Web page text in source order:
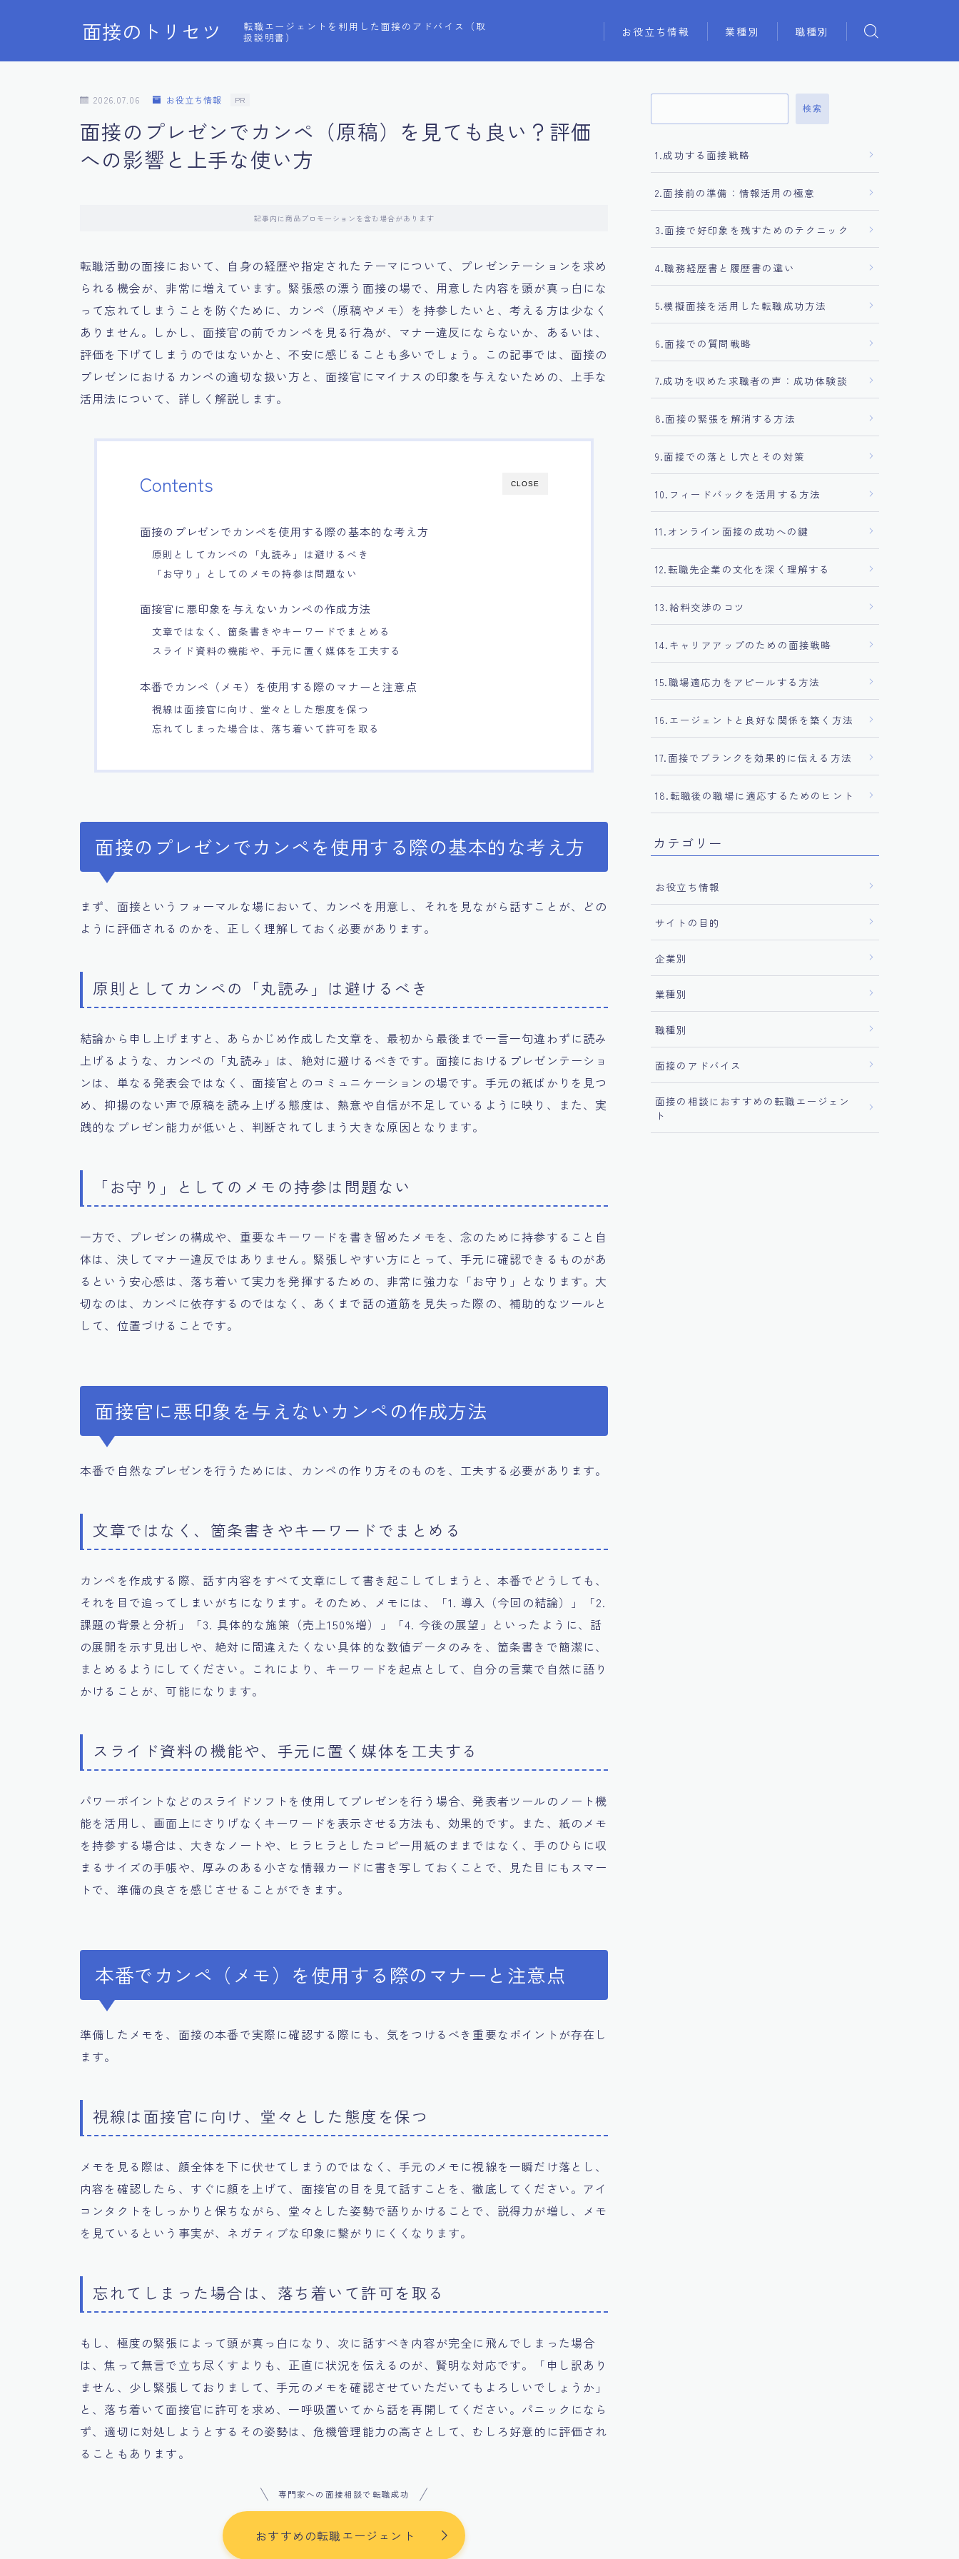
面接のトリセツ
転職エージェントを利用した面接のアドバイス（取
扱説明書）
お役立ち情報 業種別 職種別
2026.07.06 お役立ち情報 PR
面接のプレゼンでカンペ（原稿）を見ても良い？評価
への影響と上手な使い方
記事内に商品プロモーションを含む場合があります
転職活動の面接において、自身の経歴や指定されたテーマについて、プレゼンテーションを求め
られる機会が、非常に増えています。緊張感の漂う面接の場で、用意した内容を頭が真っ白にな
って忘れてしまうことを防ぐために、カンペ（原稿やメモ）を持参したいと、考える方は少なく
ありません。しかし、面接官の前でカンペを見る行為が、マナー違反にならないか、あるいは、
評価を下げてしまうのではないかと、不安に感じることも多いでしょう。この記事では、面接の
プレゼンにおけるカンペの適切な扱い方と、面接官にマイナスの印象を与えないための、上手な
活用法について、詳しく解説します。
CLOSE
Contents
面接のプレゼンでカンペを使用する際の基本的な考え方
原則としてカンペの「丸読み」は避けるべき
「お守り」としてのメモの持参は問題ない
面接官に悪印象を与えないカンペの作成方法
文章ではなく、箇条書きやキーワードでまとめる
スライド資料の機能や、手元に置く媒体を工夫する
本番でカンペ（メモ）を使用する際のマナーと注意点
視線は面接官に向け、堂々とした態度を保つ
忘れてしまった場合は、落ち着いて許可を取る
面接のプレゼンでカンペを使用する際の基本的な考え方
まず、面接というフォーマルな場において、カンペを用意し、それを見ながら話すことが、どの
ように評価されるのかを、正しく理解しておく必要があります。
原則としてカンペの「丸読み」は避けるべき
結論から申し上げますと、あらかじめ作成した文章を、最初から最後まで一言一句違わずに読み
上げるような、カンペの「丸読み」は、絶対に避けるべきです。面接におけるプレゼンテーショ
ンは、単なる発表会ではなく、面接官とのコミュニケーションの場です。手元の紙ばかりを見つ
め、抑揚のない声で原稿を読み上げる態度は、熱意や自信が不足しているように映り、また、実
践的なプレゼン能力が低いと、判断されてしまう大きな原因となります。
「お守り」としてのメモの持参は問題ない
一方で、プレゼンの構成や、重要なキーワードを書き留めたメモを、念のために持参すること自
体は、決してマナー違反ではありません。緊張しやすい方にとって、手元に確認できるものがあ
るという安心感は、落ち着いて実力を発揮するための、非常に強力な「お守り」となります。大
切なのは、カンペに依存するのではなく、あくまで話の道筋を見失った際の、補助的なツールと
して、位置づけることです。
面接官に悪印象を与えないカンペの作成方法
本番で自然なプレゼンを行うためには、カンペの作り方そのものを、工夫する必要があります。
文章ではなく、箇条書きやキーワードでまとめる
カンペを作成する際、話す内容をすべて文章にして書き起こしてしまうと、本番でどうしても、
それを目で追ってしまいがちになります。そのため、メモには、「1. 導入（今回の結論）」「2.
課題の背景と分析」「3. 具体的な施策（売上150%増）」「4. 今後の展望」といったように、話
の展開を示す見出しや、絶対に間違えたくない具体的な数値データのみを、箇条書きで簡潔に、
まとめるようにしてください。これにより、キーワードを起点として、自分の言葉で自然に語り
かけることが、可能になります。
スライド資料の機能や、手元に置く媒体を工夫する
パワーポイントなどのスライドソフトを使用してプレゼンを行う場合、発表者ツールのノート機
能を活用し、画面上にさりげなくキーワードを表示させる方法も、効果的です。また、紙のメモ
を持参する場合は、大きなノートや、ヒラヒラとしたコピー用紙のままではなく、手のひらに収
まるサイズの手帳や、厚みのある小さな情報カードに書き写しておくことで、見た目にもスマー
トで、準備の良さを感じさせることができます。
本番でカンペ（メモ）を使用する際のマナーと注意点
準備したメモを、面接の本番で実際に確認する際にも、気をつけるべき重要なポイントが存在し
ます。
視線は面接官に向け、堂々とした態度を保つ
メモを見る際は、顔全体を下に伏せてしまうのではなく、手元のメモに視線を一瞬だけ落とし、
内容を確認したら、すぐに顔を上げて、面接官の目を見て話すことを、徹底してください。アイ
コンタクトをしっかりと保ちながら、堂々とした姿勢で語りかけることで、説得力が増し、メモ
を見ているという事実が、ネガティブな印象に繋がりにくくなります。
忘れてしまった場合は、落ち着いて許可を取る
もし、極度の緊張によって頭が真っ白になり、次に話すべき内容が完全に飛んでしまった場合
は、焦って無言で立ち尽くすよりも、正直に状況を伝えるのが、賢明な対応です。「申し訳あり
ません、少し緊張しておりまして、手元のメモを確認させていただいてもよろしいでしょうか」
と、落ち着いて面接官に許可を求め、一呼吸置いてから話を再開してください。パニックになら
ず、適切に対処しようとするその姿勢は、危機管理能力の高さとして、むしろ好意的に評価され
ることもあります。
専門家への面接相談で転職成功
おすすめの転職エージェント
検索
1.成功する面接戦略
2.面接前の準備：情報活用の極意
3.面接で好印象を残すためのテクニック
4.職務経歴書と履歴書の違い
5.模擬面接を活用した転職成功方法
6.面接での質問戦略
7.成功を収めた求職者の声：成功体験談
8.面接の緊張を解消する方法
9.面接での落とし穴とその対策
10.フィードバックを活用する方法
11.オンライン面接の成功への鍵
12.転職先企業の文化を深く理解する
13.給料交渉のコツ
14.キャリアアップのための面接戦略
15.職場適応力をアピールする方法
16.エージェントと良好な関係を築く方法
17.面接でブランクを効果的に伝える方法
18.転職後の職場に適応するためのヒント
カテゴリー
お役立ち情報
サイトの目的
企業別
業種別
職種別
面接のアドバイス
面接の相談におすすめの転職エージェン
ト